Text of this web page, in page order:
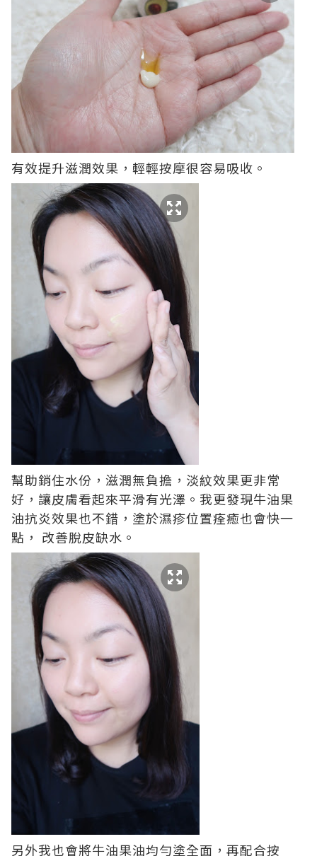
有效提升滋潤效果，輕輕按摩很容易吸收。
幫助銷住水份，滋潤無負擔，淡紋效果更非常
好，讓皮膚看起來平滑有光澤。我更發現牛油果
油抗炎效果也不錯，塗於濕疹位置痊癒也會快一
點， 改善脫皮缺水。
另外我也會將牛油果油均勻塗全面，再配合按